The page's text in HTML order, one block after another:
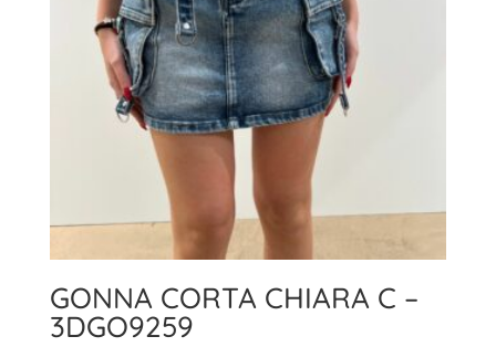
GONNA CORTA CHIARA C –
3DGO9259